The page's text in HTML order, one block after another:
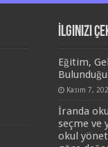
İlginizi
Eğitim,
Kasım 7,
İranda
seçme ve
okul